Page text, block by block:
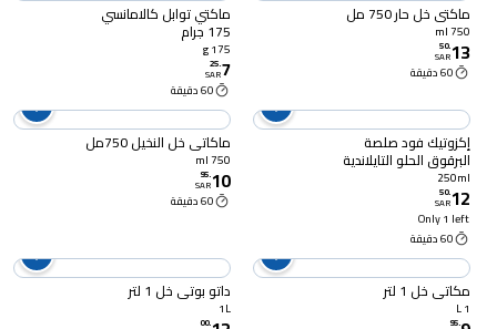
ماكتي خل حار 750 مل
750 ml
13
.
50
SAR
60 دقيقة
ماكتي توابل كالامانسي
175 جرام
175 g
7
.
25
SAR
60 دقيقة
إكزوتيك فود صلصة
البرقوق الحلو التايلاندية
الأصلية 250مل
250ml
12
.
50
SAR
Only 1 left
60 دقيقة
ماكاتي خل النخيل 750مل
750 ml
10
.
95
SAR
60 دقيقة
مكاتي خل 1 لتر
1 L
.
95
داتو بوتي خل 1 لتر
1L
.
00